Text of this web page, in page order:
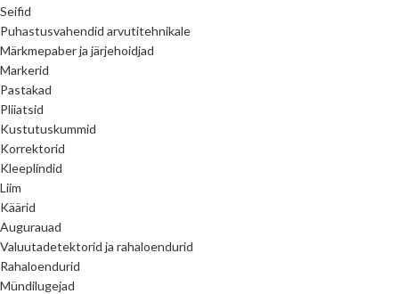
Seifid
Puhastusvahendid arvutitehnikale
Märkmepaber ja järjehoidjad
Markerid
Pastakad
Pliiatsid
Kustutuskummid
Korrektorid
Kleeplindid
Liim
Käärid
Augurauad
Valuutadetektorid ja rahaloendurid
Rahaloendurid
Mündilugejad